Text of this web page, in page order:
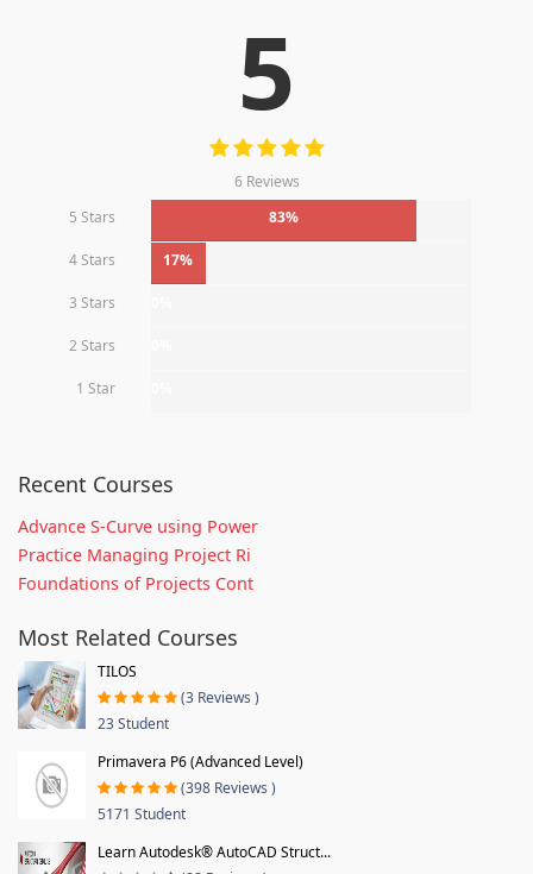
5
6 Reviews
5 Stars
83%
4 Stars 17%
3 Stars
2 Stars
1 Star
Recent Courses
Advance S-Curve using Power
Practice Managing Project Ri
Foundations of Projects Cont
Most Related Courses
TILOS
(3 Reviews )
23 Student
Primavera P6 (Advanced Level)
(398 Reviews )
5171 Student
Learn Autodesk® AutoCAD Struct...